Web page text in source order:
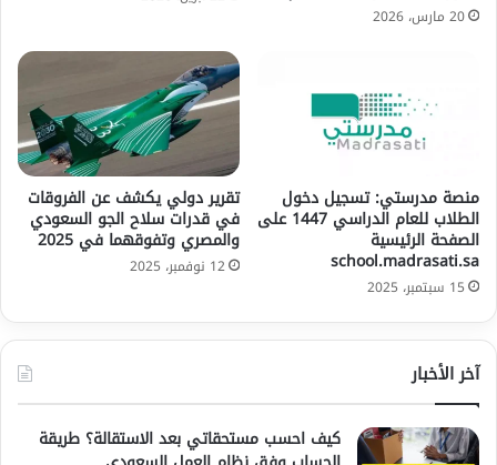
20 مارس، 2026
منصة مدرستي: تسجيل دخول
الطلاب للعام الدراسي 1447 على
الصفحة الرئيسية
school.madrasati.sa
15 سبتمبر، 2025
تقرير دولي يكشف عن الفروقات
في قدرات سلاح الجو السعودي
والمصري وتفوقهما في 2025
12 نوفمبر، 2025
آخر الأخبار
كيف احسب مستحقاتي بعد الاستقالة؟ طريقة